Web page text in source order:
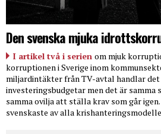
Den svenska mjuka
I artikel två i serien om mjuk
korruptionen i Sverige inom
miljardintäkter från TV-avtal handlar
investeringsbudgetar men det är
samma ovilja att ställa krav som går
svenskaste av alla